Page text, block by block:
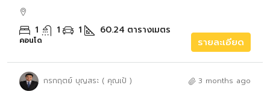
1 1 1 60.24 ตารางเมตร
คอนโด รายละเอียด
กรกฤตย์ บุญสระ ( คุณเป้ ) 3 months ago